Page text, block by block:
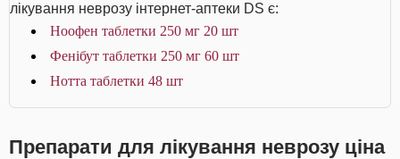
лікування неврозу інтернет-аптеки DS є:
Ноофен таблетки 250 мг 20 шт
Фенібут таблетки 250 мг 60 шт
Нотта таблетки 48 шт
Препарати для лікування неврозу ціна